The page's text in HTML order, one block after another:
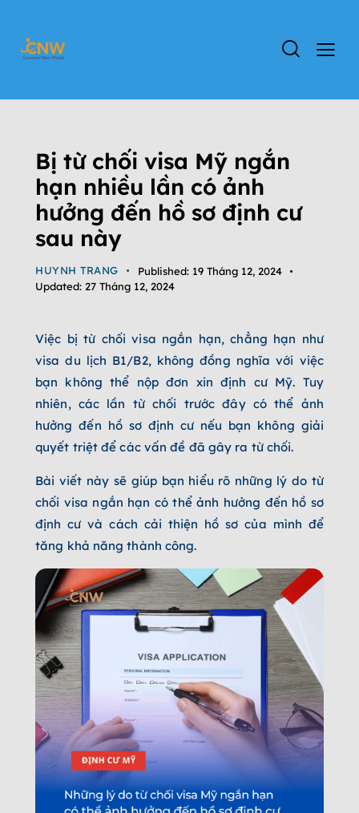
Bị từ chối visa Mỹ ngắn
hạn nhiều lần có ảnh
hưởng đến hồ sơ định cư
sau này
HUYNH TRANG Published: 19 Tháng 12, 2024
Updated: 27 Tháng 12, 2024
Việc bị từ chối visa ngắn hạn, chẳng hạn như
visa du lịch B1/B2, không đồng nghĩa với việc
bạn không thể nộp đơn xin định cư Mỹ. Tuy
nhiên, các lần từ chối trước đây có thể ảnh
hưởng đến hồ sơ định cư nếu bạn không giải
quyết triệt để các vấn đề đã gây ra từ chối.
Bài viết này sẽ giúp bạn hiểu rõ những lý do từ
chối visa ngắn hạn có thể ảnh hưởng đến hồ sơ
định cư và cách cải thiện hồ sơ của mình để
tăng khả năng thành công.